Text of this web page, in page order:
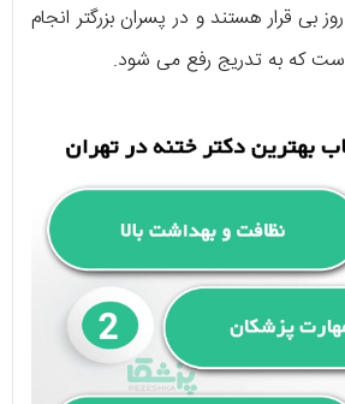
بی قرار هستند و در پسران بزرگتر انجام
که به تدریج رفع می شود.